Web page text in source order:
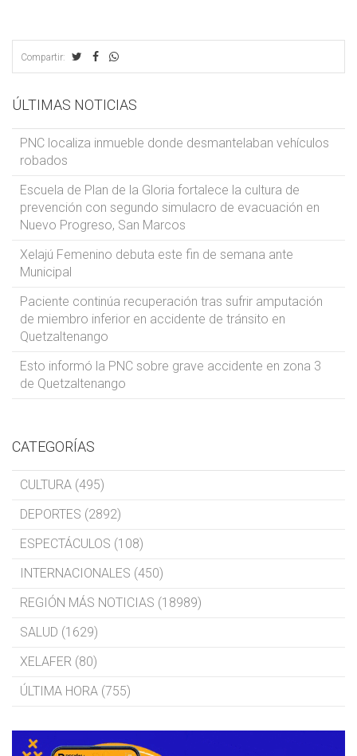
Compartir:
ÚLTIMAS NOTICIAS
PNC localiza inmueble donde desmantelaban vehículos
robados
Escuela de Plan de la Gloria fortalece la cultura de
prevención con segundo simulacro de evacuación en
Nuevo Progreso, San Marcos
Xelajú Femenino debuta este fin de semana ante
Municipal
Paciente continúa recuperación tras sufrir amputación
de miembro inferior en accidente de tránsito en
Quetzaltenango
Esto informó la PNC sobre grave accidente en zona 3
de Quetzaltenango
CATEGORÍAS
CULTURA (495)
DEPORTES (2892)
ESPECTÁCULOS (108)
INTERNACIONALES (450)
REGIÓN MÁS NOTICIAS (18989)
SALUD (1629)
XELAFER (80)
ÚLTIMA HORA (755)